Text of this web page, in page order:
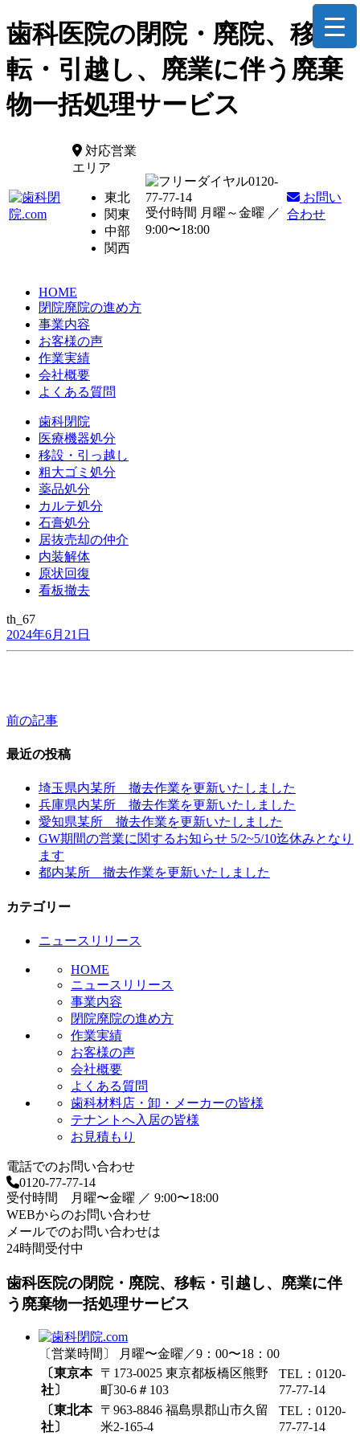
歯科医院の閉院・廃院、移
転・引越し、廃業に伴う廃棄
物一括処理サービス
対応営業
エリア
東北
関東
中部
関西
0120-
77-77-14
受付時間 月曜～金曜 ／
9:00〜18:00
お問い
合わせ
HOME
閉院廃院の進め方
事業内容
お客様の声
作業実績
会社概要
よくある質問
歯科閉院
医療機器処分
移設・引っ越し
粗大ゴミ処分
薬品処分
カルテ処分
石膏処分
居抜売却の仲介
内装解体
原状回復
看板撤去
th_67
2024年6月21日
投
稿
ョ
前の記事
最近の投稿
埼玉県内某所 撤去作業を更新いたしました
兵庫県内某所 撤去作業を更新いたしました
愛知県某所 撤去作業を更新いたしました
GW期間の営業に関するお知らせ 5/2~5/10迄休みとなり
ます
都内某所 撤去作業を更新いたしました
カテゴリー
ニュースリリース
HOME
ニュースリリース
事業内容
閉院廃院の進め方
作業実績
お客様の声
会社概要
よくある質問
歯科材料店・卸・メーカーの皆様
テナントへ入居の皆様
お見積もり
電話でのお問い合わせ
0120-77-77-14
受付時間 月曜〜金曜 ／ 9:00〜18:00
WEBからのお問い合わせ
メールでのお問い合わせは
24時間受付中
歯科医院の閉院・廃院、移転・引越し、廃業に伴
う廃棄物一括処理サービス
〔営業時間〕 月曜〜金曜／9：00〜18：00
〔東京本
社〕
〒173-0025 東京都板橋区熊野
町30-6＃103
TEL：0120-
77-77-14
〔東北本
社〕
〒963-8846 福島県郡山市久留
米2-165-4
TEL：0120-
77-77-14